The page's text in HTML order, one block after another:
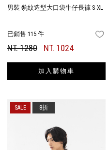
男裝 豹紋造型大口袋牛仔長褲 S-XL
已銷售 115 件
NT. 1280 NT. 1024
加入購物車
8折